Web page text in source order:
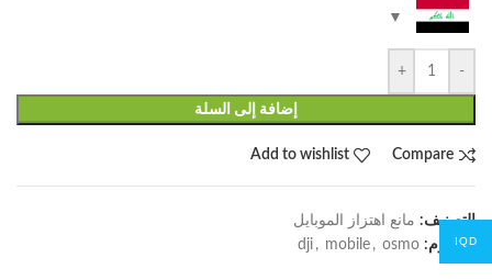
-
+
إضافة إلى السلة
Compare
Add to wishlist
التصنيف: مانع اهتزاز الموبايل
الوسوم:
dji , mobile , osmo IQD